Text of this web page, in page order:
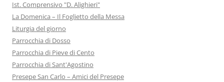
Ist. Comprensivo "D. Alighieri"
La Domenica – Il Foglietto della Messa
Liturgia del giorno
Parrocchia di Dosso
Parrocchia di Pieve di Cento
Parrocchia di Sant'Agostino
Presepe San Carlo – Amici del Presepe